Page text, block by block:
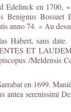
Edelinck en 1700,
Benignus Bossuet
anno 74. » Au
Habert, sans
ET LAUDEM
/Meldensis
en 1699.
antea serenissimi